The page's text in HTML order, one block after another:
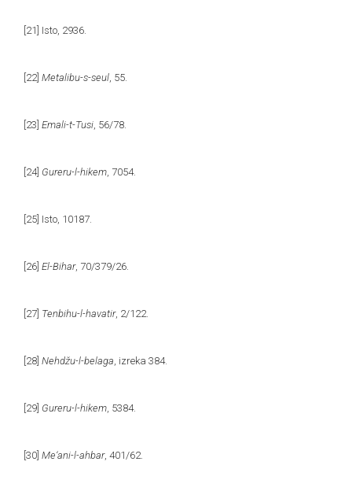
[21] Isto, 2936.
[22] Metalibu-s-seul , 55.
[23] Emali-t-Tusi , 56/78.
[24] Gureru-l-hikem , 7054.
[25] Isto, 10187.
[26] El-Bihar, 70/379/26.
[27] Tenbihu-l-havatir, 2/122.
[28] Nehdžu-l-belaga , izreka 384.
[29] Gureru-l-hikem , 5384.
[30] Me‘ani-l-ahbar, 401/62.